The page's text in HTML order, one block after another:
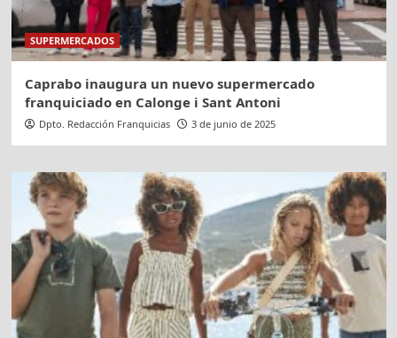
SUPERMERCADOS
Caprabo inaugura un nuevo supermercado
franquiciado en Calonge i Sant Antoni
Dpto. Redacción Franquicias 3 de junio de 2025